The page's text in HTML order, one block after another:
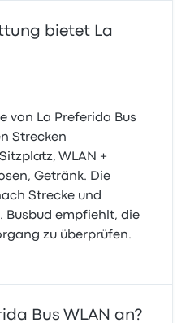
bietet La
von La Preferida Bus
Strecken
WLAN +
Getränk. Die
Strecke und
Busbud empfiehlt, die
zu überprüfen.
Bus WLAN an?